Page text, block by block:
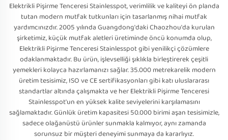
Elektrikli Pişirme Tenceresi Stainlesspot, verimlilik ve kaliteyi ön planda
tutan modern mutfak tutkunları için tasarlanmış nihai mutfak
yardımcınızdır. 2005 yılında Guangdong'daki Chaozhou'da kurulan
şirketimiz, küçük mutfak aletleri üretiminde öncü konumda olup,
Elektrikli Pişirme Tenceresi Stainlesspot gibi yenilikçi çözümlere
odaklanmaktadır. Bu ürün, işlevselliği şıklıkla birleştirerek çeşitli
yemekleri kolayca hazırlamanızı sağlar. 35.000 metrekarelik modern
üretim tesisimiz, ISO ve CE sertifikasyonları gibi katı uluslararası
standartlar altında çalışmakta ve her Elektrikli Pişirme Tenceresi
Stainlesspot'un en yüksek kalite seviyelerini karşılamasını
sağlamaktadır. Günlük üretim kapasitesi 50.000 birimi aşan tesisimizle,
sadece olağanüstü ürünler sunmakla kalmıyor, aynı zamanda
sorunsuz bir müşteri deneyimi sunmaya da kararlıyız.